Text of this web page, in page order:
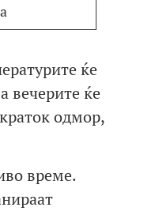
ќе
вечерите ќе
одмор,
време.